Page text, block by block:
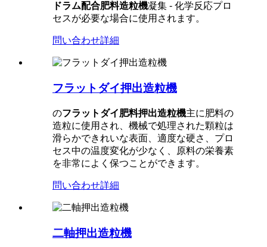
ドラム配合肥料造粒機凝集 - 化学反応プロ
セスが必要な場合に使用されます。
問い合わせ詳細
フラットダイ押出造粒機
のフラットダイ肥料押出造粒機主に肥料の
造粒に使用され、機械で処理された顆粒は
滑らかできれいな表面、適度な硬さ、プロ
セス中の温度変化が少なく、原料の栄養素
を非常によく保つことができます。
問い合わせ詳細
二軸押出造粒機